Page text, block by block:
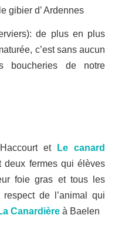
gibier d’ Ardennes
de plus en plus
c’est sans aucun
boucheries de notre
et Le canard
deux fermes qui élèves
foie gras et tous les
de l’animal qui
Canardièreà Baelen